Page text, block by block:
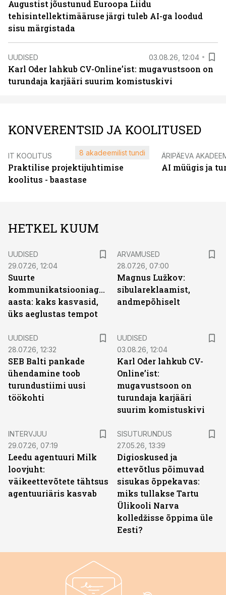
Augustist jõustunud Euroopa Liidu
tehisintellektimääruse järgi tuleb AI-ga loodud
sisu märgistada
UUDISED 03.08.26, 12:04
Karl Oder lahkub CV-Online’ist: mugavustsoon on
turundaja karjääri suurim komistuskivi
KONVERENTSID JA KOOLITUSED
IT KOOLITUS
Praktilise projektijuhtimise
koolitus - baastase
8 akadeemilist tundi ÄRIPÄEVA
AI müügis ja
HETKEL KUUM
UUDISED
29.07.26, 12:04
Suurte
kommunikatsiooniagentuuride
aasta: kaks kasvasid,
üks aeglustas tempot
ARVAMUSED
28.07.26, 07:00
Magnus Lužkov:
sibulareklaamist,
andmepõhiselt
UUDISED
28.07.26, 12:32
SEB Balti pankade
ühendamine toob
turundustiimi uusi
töökohti
UUDISED
03.08.26, 12:04
Karl Oder lahkub CV-
Online’ist:
mugavustsoon on
turundaja karjääri
suurim komistuskivi
INTERVJUU
29.07.26, 07:19
Leedu agentuuri Milk
loovjuht:
väikeettevõtete tähtsus
agentuuriäris kasvab
SISUTURUNDUS
27.05.26, 13:39
Digioskused ja
ettevõtlus põimuvad
sisukas õppekavas:
miks tullakse Tartu
Ülikooli Narva
kolledžisse õppima üle
Eesti?